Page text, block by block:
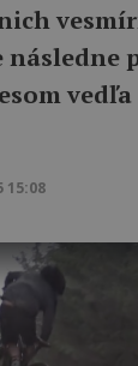
následne
vedľa
15:08